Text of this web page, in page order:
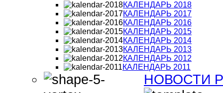
КАЛЕНДАРЬ 2018
КАЛЕНДАРЬ 2017
КАЛЕНДАРЬ 2016
КАЛЕНДАРЬ 2015
КАЛЕНДАРЬ 2014
КАЛЕНДАРЬ 2013
КАЛЕНДАРЬ 2012
КАЛЕНДАРЬ 2011
НОВОСТИ